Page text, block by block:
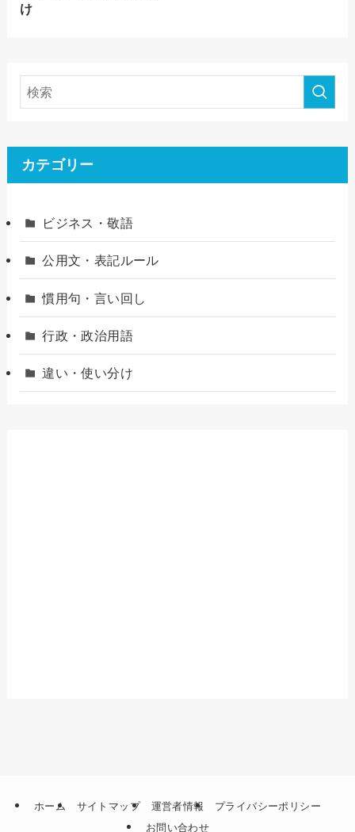
け
カテゴリー
ビジネス・敬語
公用文・表記ルール
慣用句・言い回し
行政・政治用語
違い・使い分け
ホーム サイトマップ 運営者情報
プライバシーポリシー
お問い合わせ